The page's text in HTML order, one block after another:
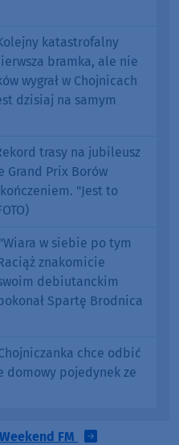
katastrofalny
bramka, ale nie
wygrał w Chojnicach
dzisiaj na samym
trasy na jubileusz
Grand Prix Borów
"Jest to
"Wiara w siebie po tym
znakomicie
debiutanckim
Spartę Brodnica
chce odbić
domowy pojedynek ze
FM